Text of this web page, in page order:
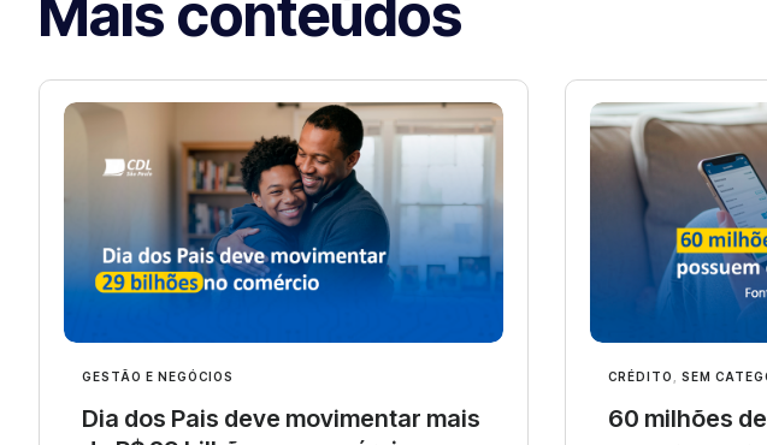
Mais conteúdos
GESTÃO E NEGÓCIOS
Dia dos Pais deve movimentar mais
CRÉDITO , SEM
60 milhões